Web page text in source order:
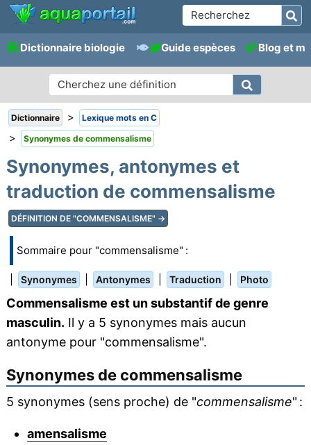
Dictionnaire biologie Guide espèces Blog et
Dictionnaire > Lexique mots en C
> Synonymes de commensalisme
Synonymes, antonymes et
traduction de commensalisme
DÉFINITION DE "COMMENSALISME" →
Sommaire pour "commensalisme" :
Synonymes Antonymes Traduction Photo
Commensalisme est un substantif de genre
masculin. Il y a 5 synonymes mais aucun
antonyme pour "commensalisme".
Synonymes de commensalisme
5 synonymes (sens proche) de "commensalisme" :
amensalisme